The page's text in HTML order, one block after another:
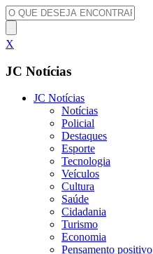
X
JC Notícias
JC Notícias
Notícias
Policial
Destaques
Esporte
Tecnologia
Veículos
Cultura
Saúde
Cidadania
Turismo
Economia
Pensamento positivo